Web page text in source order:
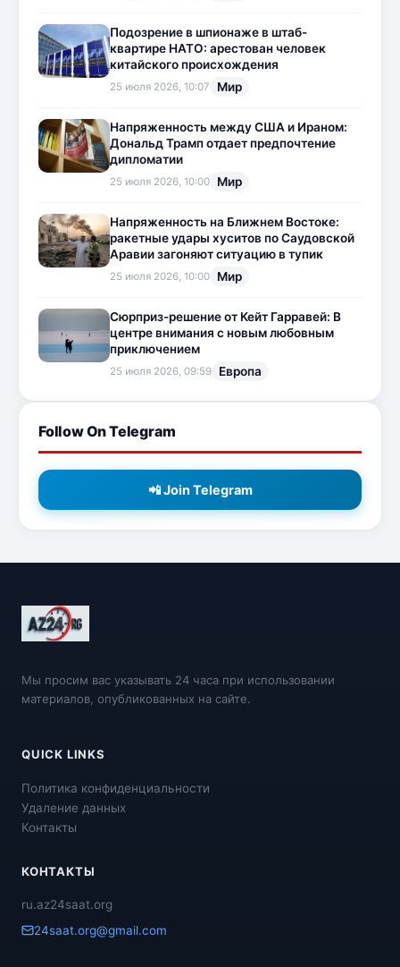
Подозрение в шпионаже в штаб-
квартире НАТО: арестован человек
китайского происхождения
25 июля 2026, 10:07 Мир
Напряженность между США и Ираном:
Дональд Трамп отдает предпочтение
дипломатии
25 июля 2026, 10:00 Мир
Напряженность на Ближнем Востоке:
ракетные удары хуситов по Саудовской
Аравии загоняют ситуацию в тупик
25 июля 2026, 10:00 Мир
Сюрприз-решение от Кейт Гарравей: В
центре внимания с новым любовным
приключением
25 июля 2026, 09:59 Европа
Follow On Telegram
📲 Join Telegram
Мы просим вас указывать 24 часа при использовании
материалов, опубликованных на сайте.
QUICK LINKS
Политика конфиденциальности
Удаление данных
Контакты
КОНТАКТЫ
ru.az24saat.org
24saat.org@gmail.com